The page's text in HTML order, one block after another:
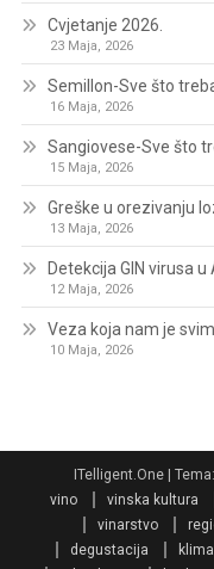
Cvjetanje 2026.
23 Maja, 2026
Semillon-Sve što
16 Maja, 2026
Sangiovese-Sve što
15 Maja, 2026
Greške u orezivanju
13 Maja, 2026
Detekcija GIN virusa u
12 Maja, 2026
Veza koja nam je
10 Maja, 2026
ITelligent.One |
vino
vinska kultura
vinarstvo
degustacija
klima